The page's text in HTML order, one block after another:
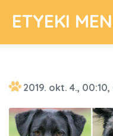
ETYEKI
2019. okt. 4.,